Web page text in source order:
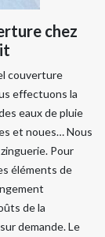
chez
couverture
effectuons la
eaux de pluie
et noues… Nous
Pour
éléments de
de la
demande. Le